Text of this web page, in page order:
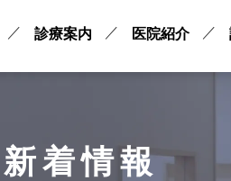
診療案内 医院紹介
新着情報